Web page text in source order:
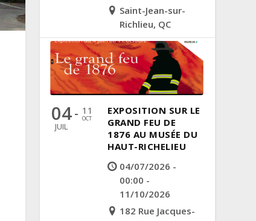
Saint-Jean-sur-
Richlieu, QC
04
JUIL
- 11
OCT
EXPOSITION SUR LE
GRAND FEU DE
1876 AU MUSÉE DU
HAUT-RICHELIEU
04/07/2026 -
00:00 -
11/10/2026
182 Rue Jacques-